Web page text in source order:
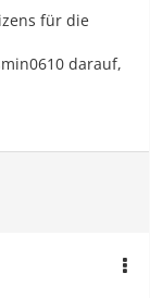
für die
darauf,